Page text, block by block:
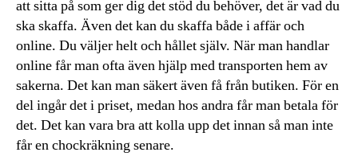
att sitta på som ger dig det stöd du behöver, det är vad du
ska skaffa. Även det kan du skaffa både i affär och
online. Du väljer helt och hållet själv. När man handlar
online får man ofta även hjälp med transporten hem av
sakerna. Det kan man säkert även få från butiken. För en
del ingår det i priset, medan hos andra får man betala för
det. Det kan vara bra att kolla upp det innan så man inte
får en chockräkning senare.